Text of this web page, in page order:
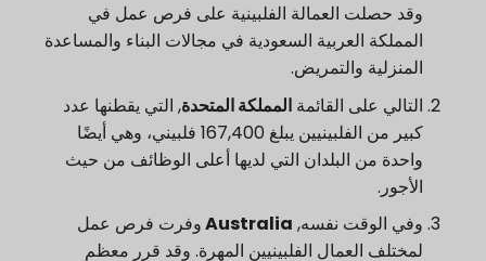
وقد حصلت العمالة الفلبينية على فرص عمل في
المملكة العربية السعودية في مجالات البناء والمساعدة
المنزلية والتمريض.
التالي على القائمةالمملكة المتحدة, التي يقطنها عدد
كبير من الفلبينيين يبلغ 167,400 فلبيني، وهي أيضًا
واحدة من البلدان التي لديها أعلى الوظائف من حيث
الأجور.
وفي الوقت نفسه, Australiaوفرت فرص عمل
لمختلف العمال الفلبينيين المهرة. وقد قرر معظم